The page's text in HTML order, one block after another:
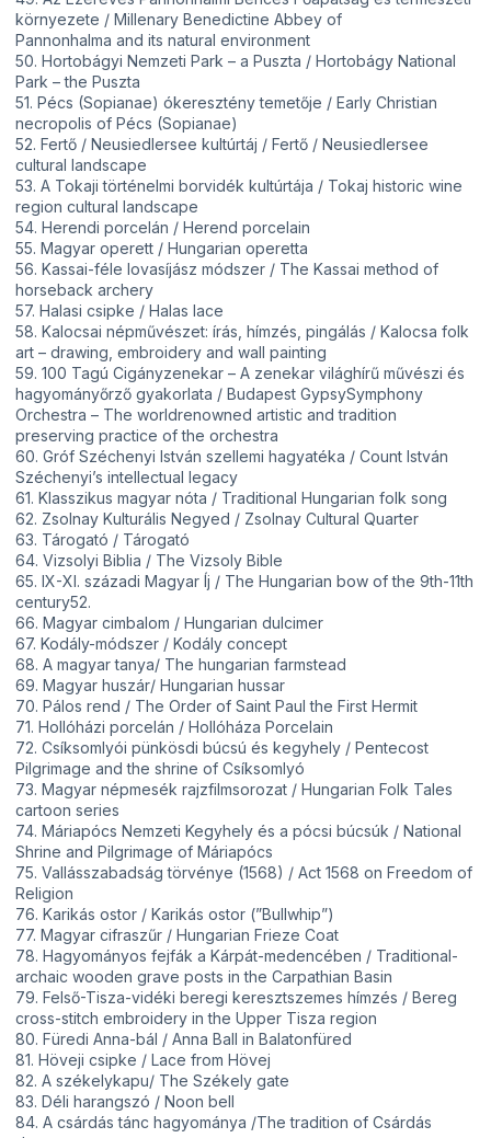
környezete / Millenary Benedictine Abbey of
Pannonhalma and its natural environment
50. Hortobágyi Nemzeti Park – a Puszta / Hortobágy National
Park – the Puszta
51. Pécs (Sopianae) ókeresztény temetője / Early Christian
necropolis of Pécs (Sopianae)
52. Fertő / Neusiedlersee kultúrtáj / Fertő / Neusiedlersee
cultural landscape
53. A Tokaji történelmi borvidék kultúrtája / Tokaj historic wine
region cultural landscape
54. Herendi porcelán / Herend porcelain
55. Magyar operett / Hungarian operetta
56. Kassai-féle lovasíjász módszer / The Kassai method of
horseback archery
57. Halasi csipke / Halas lace
58. Kalocsai népművészet: írás, hímzés, pingálás / Kalocsa folk
art – drawing, embroidery and wall painting
59. 100 Tagú Cigányzenekar – A zenekar világhírű művészi és
hagyományőrző gyakorlata / Budapest GypsySymphony
Orchestra – The worldrenowned artistic and tradition
preserving practice of the orchestra
60. Gróf Széchenyi István szellemi hagyatéka / Count István
Széchenyi’s intellectual legacy
61. Klasszikus magyar nóta / Traditional Hungarian folk song
62. Zsolnay Kulturális Negyed / Zsolnay Cultural Quarter
63. Tárogató / Tárogató
64. Vizsolyi Biblia / The Vizsoly Bible
65. IX-XI. századi Magyar Íj / The Hungarian bow of the 9th-11th
century52.
66. Magyar cimbalom / Hungarian dulcimer
67. Kodály-módszer / Kodály concept
68. A magyar tanya/ The hungarian farmstead
69. Magyar huszár/ Hungarian hussar
70. Pálos rend / The Order of Saint Paul the First Hermit
71. Hollóházi porcelán / Hollóháza Porcelain
72. Csíksomlyói pünkösdi búcsú és kegyhely / Pentecost
Pilgrimage and the shrine of Csíksomlyó
73. Magyar népmesék rajzfilmsorozat / Hungarian Folk Tales
cartoon series
74. Máriapócs Nemzeti Kegyhely és a pócsi búcsúk / National
Shrine and Pilgrimage of Máriapócs
75. Vallásszabadság törvénye (1568) / Act 1568 on Freedom of
Religion
76. Karikás ostor / Karikás ostor (”Bullwhip”)
77. Magyar cifraszűr / Hungarian Frieze Coat
78. Hagyományos fejfák a Kárpát-medencében / Traditional-
archaic wooden grave posts in the Carpathian Basin
79. Felső-Tisza-vidéki beregi keresztszemes hímzés / Bereg
cross-stitch embroidery in the Upper Tisza region
80. Füredi Anna-bál / Anna Ball in Balatonfüred
81. Höveji csipke / Lace from Hövej
82. A székelykapu/ The Székely gate
83. Déli harangszó / Noon bell
84. A csárdás tánc hagyománya /The tradition of Csárdás